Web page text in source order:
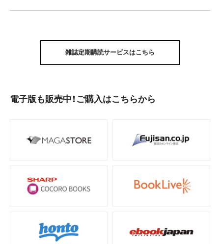
雑誌定期購読サービスはこちら
電子版も販売中！ご購入はこちらから